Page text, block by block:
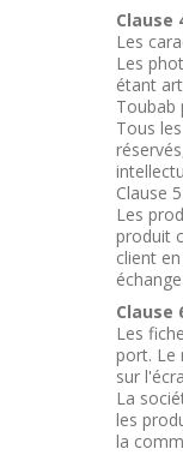
Clause
Les
Les
étant
Toubab
Tous
Clause
Les
produit
client
Clause
Les
port. Le
sur
La
les
la